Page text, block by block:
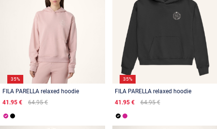
35%
FILA PARELLA relaxed hoodie
41.95 €
64.95 €
35%
FILA PARELLA relaxed hoodie
41.95 €
64.95 €